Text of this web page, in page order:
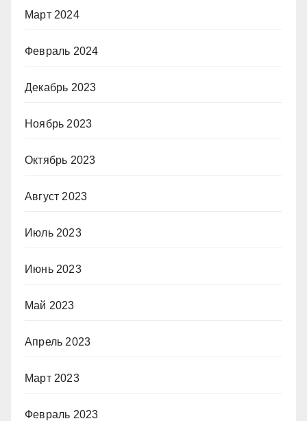
Март 2024
Февраль 2024
Декабрь 2023
Ноябрь 2023
Октябрь 2023
Август 2023
Июль 2023
Июнь 2023
Май 2023
Апрель 2023
Март 2023
Февраль 2023